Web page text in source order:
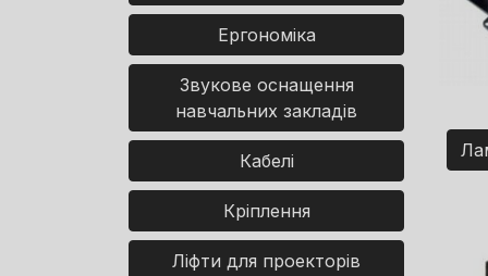
Ергономіка
Звукове оснащення
навчальних закладів
Кабелі
Кріплення
Ліфти для проекторів